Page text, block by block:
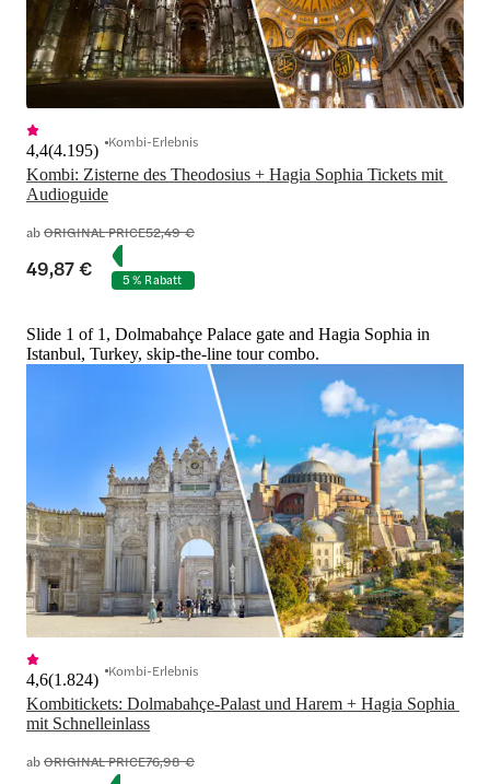
Kombi: Zisterne des Theodosius + Hagia Sophia Tickets mit
Audioguide
4,4(4.195) Kombi-Erlebnis
abORIGINAL PRICE52,49 €
49,87 € 5 % Rabatt
Slide 1 of 1, Dolmabahçe Palace gate and Hagia Sophia in
Istanbul, Turkey, skip-the-line tour combo.
Kombitickets: Dolmabahçe-Palast und Harem + Hagia Sophia
mit Schnelleinlass
4,6(1.824) Kombi-Erlebnis
abORIGINAL PRICE76,98 €